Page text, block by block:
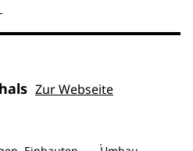
Zur Webseite